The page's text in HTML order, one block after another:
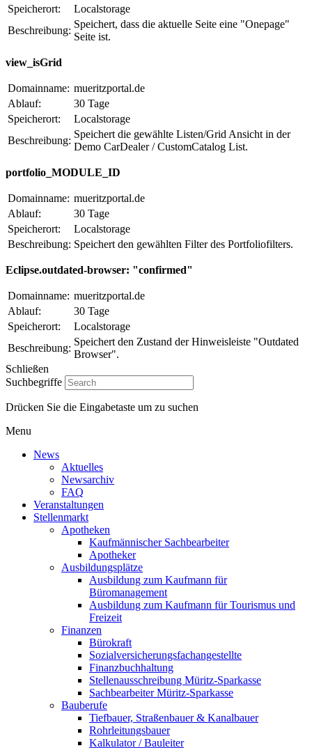
Speicherort:
Localstorage
Beschreibung:
Speichert, dass die aktuelle Seite eine "Onepage"
Seite ist.
view_isGrid
Domainname: mueritzportal.de
Ablauf:
30 Tage
Speicherort:
Localstorage
Beschreibung:
Speichert die gewählte Listen/Grid Ansicht in der
Demo CarDealer / CustomCatalog List.
portfolio_MODULE_ID
Domainname: mueritzportal.de
Ablauf:
30 Tage
Speicherort:
Localstorage
Beschreibung: Speichert den gewählten Filter des Portfoliofilters.
Eclipse.outdated-browser: "confirmed"
Domainname: mueritzportal.de
Ablauf:
30 Tage
Speicherort:
Localstorage
Beschreibung:
Speichert den Zustand der Hinweisleiste "Outdated
Browser".
Schließen
Suchbegriffe
Drücken Sie die Eingabetaste um zu suchen
Menu
News
Aktuelles
Newsarchiv
FAQ
Veranstaltungen
Stellenmarkt
Apotheken
Kaufmännischer Sachbearbeiter
Apotheker
Ausbildungsplätze
Ausbildung zum Kaufmann für
Büromanagement
Ausbildung zum Kaufmann für Tourismus und
Freizeit
Finanzen
Bürokraft
Sozialversicherungsfachangestellte
Finanzbuchhaltung
Stellenausschreibung Müritz-Sparkasse
Sachbearbeiter Müritz-Sparkasse
Bauberufe
Tiefbauer, Straßenbauer & Kanalbauer
Rohrleitungsbauer
Kalkulator / Bauleiter